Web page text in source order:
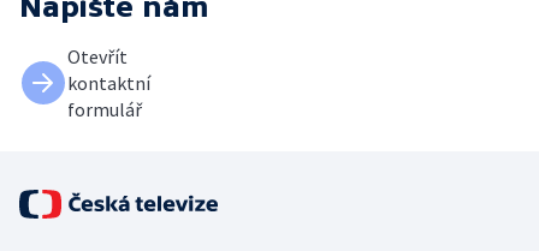
Otevřít
kontaktní
formulář